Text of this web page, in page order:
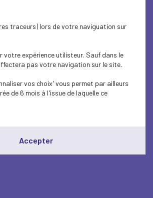
traceurs) lors de votre naviguation sur
votre expérience utilisteur. Sauf dans le
pas votre navigation sur le site.
vos choix' vous permet par ailleurs
de 6 mois à l'issue de laquelle ce
Accepter